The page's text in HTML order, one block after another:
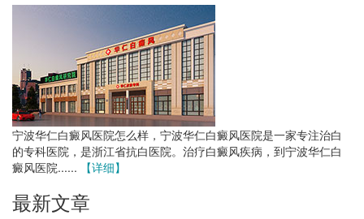
宁波华仁白癜风医院怎么样，宁波华仁白癜风医院是一家专注治白
的专科医院，是浙江省抗白医院。治疗白癜风疾病，到宁波华仁白
癜风医院......
【详细】
最新文章